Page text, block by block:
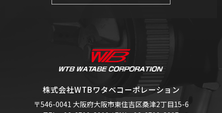
株式会社WTBワタベコーポレーション
〒546-0041 大阪府大阪市東住吉区桑津2丁目15-6